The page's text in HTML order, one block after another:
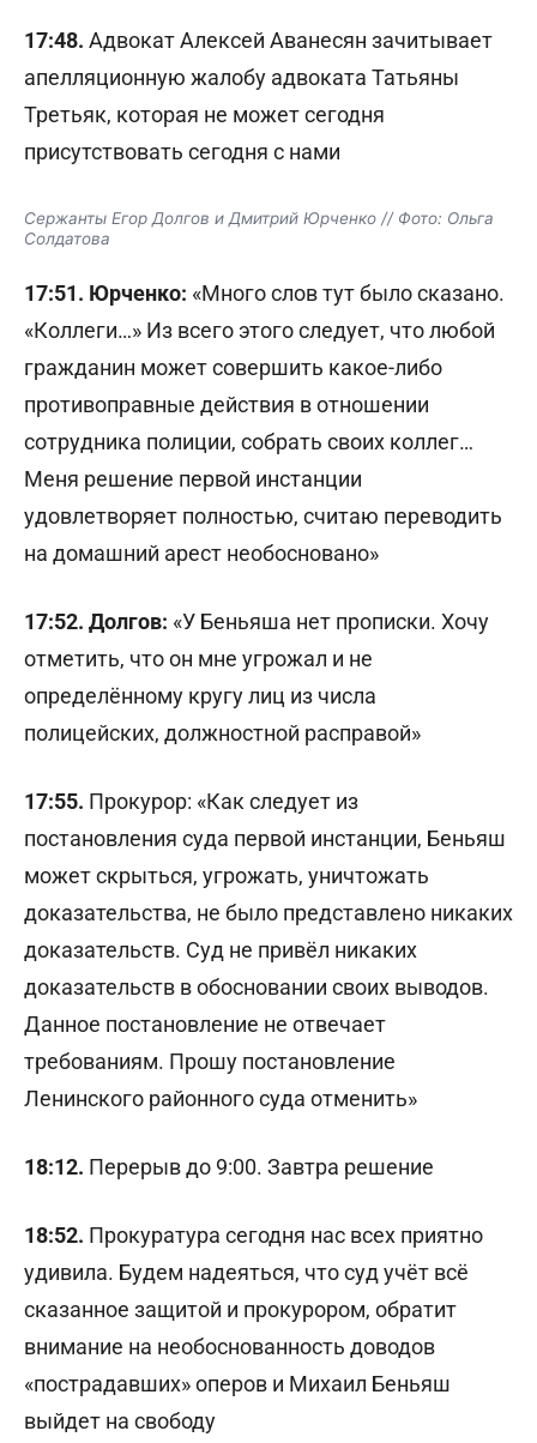
17:48. Адвокат Алексей Аванесян зачитывает
апелляционную жалобу адвоката Татьяны
Третьяк, которая не может сегодня
присутствовать сегодня с нами
Сержанты Егор Долгов и Дмитрий Юрченко // Фото: Ольга
Солдатова
17:51. Юрченко: «Много слов тут было сказано.
«Коллеги…» Из всего этого следует, что любой
гражданин может совершить какое-либо
противоправные действия в отношении
сотрудника полиции, собрать своих коллег…
Меня решение первой инстанции
удовлетворяет полностью, считаю переводить
на домашний арест необосновано»
17:52. Долгов: «У Беньяша нет прописки. Хочу
отметить, что он мне угрожал и не
определённому кругу лиц из числа
полицейских, должностной расправой»
17:55. Прокурор: «Как следует из
постановления суда первой инстанции, Беньяш
может скрыться, угрожать, уничтожать
доказательства, не было представлено никаких
доказательств. Суд не привёл никаких
доказательств в обосновании своих выводов.
Данное постановление не отвечает
требованиям. Прошу постановление
Ленинского районного суда отменить»
18:12. Перерыв до 9:00. Завтра решение
18:52. Прокуратура сегодня нас всех приятно
удивила. Будем надеяться, что суд учёт всё
сказанное защитой и прокурором, обратит
внимание на необоснованность доводов
«пострадавших» оперов и Михаил Беньяш
выйдет на свободу